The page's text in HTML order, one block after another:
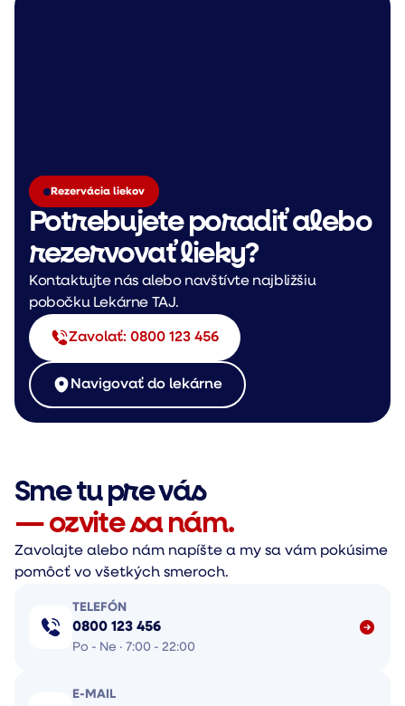
Rezervácia liekov
Potrebujete poradiť alebo
rezervovať lieky?
Kontaktujte nás alebo navštívte najbližšiu
pobočku Lekárne TAJ.
Zavolať: 0800 123 456
Navigovať do lekárne
Sme tu pre vás
— ozvite sa nám.
Zavolajte alebo nám napíšte a my sa vám pokúsime
pomôcť vo všetkých smeroch.
TELEFÓN
0800 123 456
Po - Ne · 7:00 - 22:00
E-MAIL